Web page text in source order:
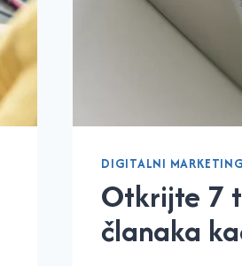
DIGITALNI MARKETING
Otkrijte 7
članaka